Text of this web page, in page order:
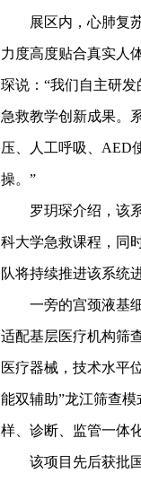
展区内，心肺复
力度高度贴合真实人
琛说：“我们自主研
急救教学创新成果。
压、人工呼吸、AED
操。”
罗玥琛介绍，该
科大学急救课程，同
队将持续推进该系统
一旁的宫颈液基
适配基层医疗机构筛
医疗器械，技术水平
能双辅助”龙江筛查
样、诊断、监管一体
该项目先后获批